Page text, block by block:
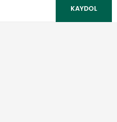
bulunuyor.
olmalı.
KAYDOL